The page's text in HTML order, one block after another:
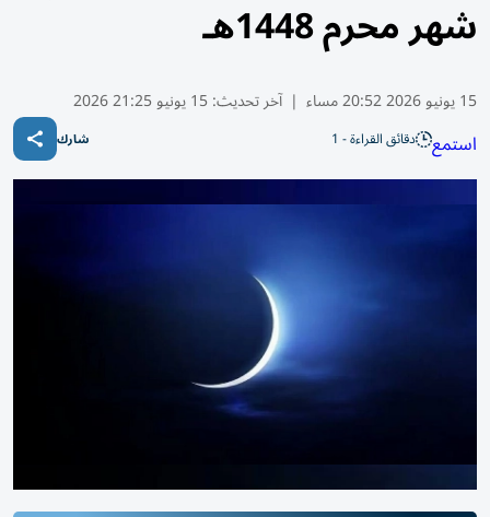
شهر محرم 1448هـ
15 يونيو 2026 20:52 مساء | آخر تحديث:15 يونيو 21:25 2026
استمع دقائق القراءة - 1 شارك